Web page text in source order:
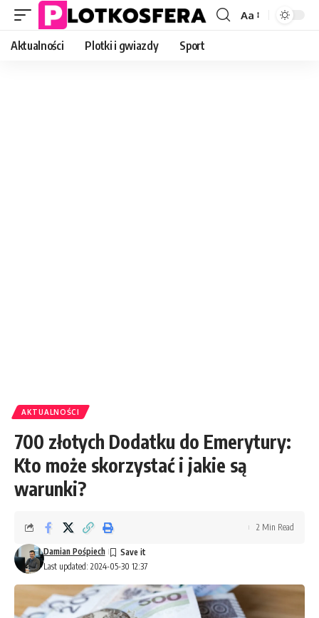
Font
Aa
Aktualności Plotki i gwiazdy Sport
AKTUALNOŚCI
700 złotych Dodatku do Emerytury:
Kto może skorzystać i jakie są
warunki?
Last updated: 2024-05-30 12:37
Damian Pośpiech
2 Min Read